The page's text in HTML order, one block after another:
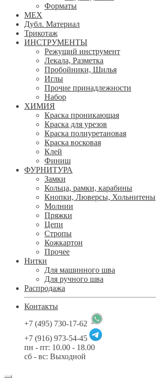
Форматы
МЕХ
Дубл. Материал
Трикотаж
ИНСТРУМЕНТЫ
Режущий инструмент
Лекала, Разметка
Пробойники, Шилья
Иглы
Прочие принадлежности
Набор
ХИМИЯ
Краска проникающая
Краска для урезов
Краска полиуретановая
Краска восковая
Клей
Финиш
ФУРНИТУРА
Замки
Кольца, рамки, карабины
Кнопки, Люверсы, Хольнитены
Молнии
Пряжки
Цепи
Стропы
Кожкартон
Прочее
Нитки
Для машинного шва
Для ручного шва
Распродажа
Контакты
+7 (495) 730-17-62
+7 (916) 973-54-45
пн - пт: 10.00 - 18.00
сб - вс: Выходной